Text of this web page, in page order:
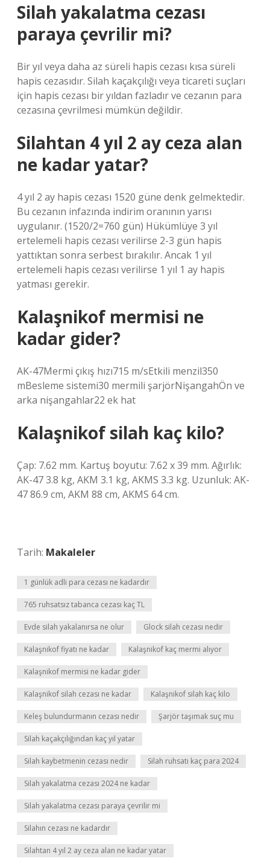
Silah yakalatma cezası
paraya çevrilir mi?
Bir yıl veya daha az süreli hapis cezası kısa süreli
hapis cezasıdır. Silah kaçakçılığı veya ticareti suçları
için hapis cezası bir yıldan fazladır ve cezanın para
cezasına çevrilmesi mümkün değildir.
Silahtan 4 yıl 2 ay ceza alan
ne kadar yatar?
4 yıl 2 ay hapis cezası 1520 güne denk gelmektedir.
Bu cezanın infazında indirim oranının yarısı
uygulanır. (1520/2=760 gün) Hükümlüye 3 yıl
ertelemeli hapis cezası verilirse 2-3 gün hapis
yattıktan sonra serbest bırakılır. Ancak 1 yıl
ertelemeli hapis cezası verilirse 1 yıl 1 ay hapis
yatması gerekir.
Kalaşnikof mermisi ne
kadar gider?
AK-47Mermi çıkış hızı715 m/sEtkili menzil350
mBesleme sistemi30 mermili şarjörNişangahÖn ve
arka nişangahlar22 ek hat
Kalaşnikof silah kaç kilo?
Çap: 7.62 mm. Kartuş boyutu: 7.62 x 39 mm. Ağırlık:
AK-47 3.8 kg, AKM 3.1 kg, AKMS 3.3 kg. Uzunluk: AK-
47 86.9 cm, AKM 88 cm, AKMS 64 cm.
Tarih: Makaleler
1 günlük adli para cezası ne kadardır
765 ruhsatsız tabanca cezası kaç TL
Evde silah yakalanırsa ne olur Glock silah cezası nedir
Kalaşnikof fiyatı ne kadar Kalaşnikof kaç mermi alıyor
Kalaşnikof mermisi ne kadar gider
Kalaşnikof silah cezası ne kadar Kalaşnikof silah kaç kilo
Keleş bulundurmanın cezası nedir Şarjör taşımak suç mu
Silah kaçakçılığından kaç yıl yatar
Silah kaybetmenin cezası nedir Silah ruhsatı kaç para 2024
Silah yakalatma cezası 2024 ne kadar
Silah yakalatma cezası paraya çevrilir mi
Silahın cezası ne kadardır
Silahtan 4 yıl 2 ay ceza alan ne kadar yatar